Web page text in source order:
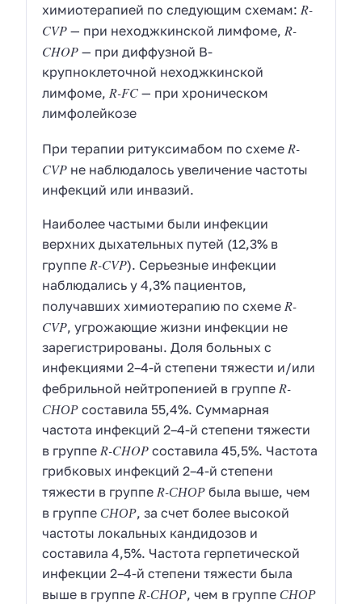
химиотерапией по следующим схемам:R-
CVP — при неходжкинской лимфоме,R-
CHOP — при диффузной В-
крупноклеточной неходжкинской
лимфоме,R-FC — при хроническом
лимфолейкозе
При терапии ритуксимабом по схеме R-
CVP не наблюдалось увеличение частоты
инфекций или инвазий.
Наиболее частыми были инфекции
верхних дыхательных путей (12,3% в
группеR-CVP). Серьезные инфекции
наблюдались у 4,3% пациентов,
получавших химиотерапию по схемеR-
CVP, угрожающие жизни инфекции не
зарегистрированы. Доля больных с
инфекциями 2–4-й степени тяжести и/или
фебрильной нейтропенией в группеR-
СНОР составила 55,4%. Суммарная
частота инфекций 2–4-й степени тяжести
в группеR-CHOP составила 45,5%. Частота
грибковых инфекций 2–4-й степени
тяжести в группеR-СНОР была выше, чем
в группе СНОР, за счет более высокой
частоты локальных кандидозов и
составила 4,5%. Частота герпетической
инфекции 2–4-й степени тяжести была
выше в группеR-СНОР, чем в группе СНОР